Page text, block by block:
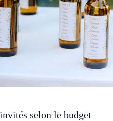
selon le budget